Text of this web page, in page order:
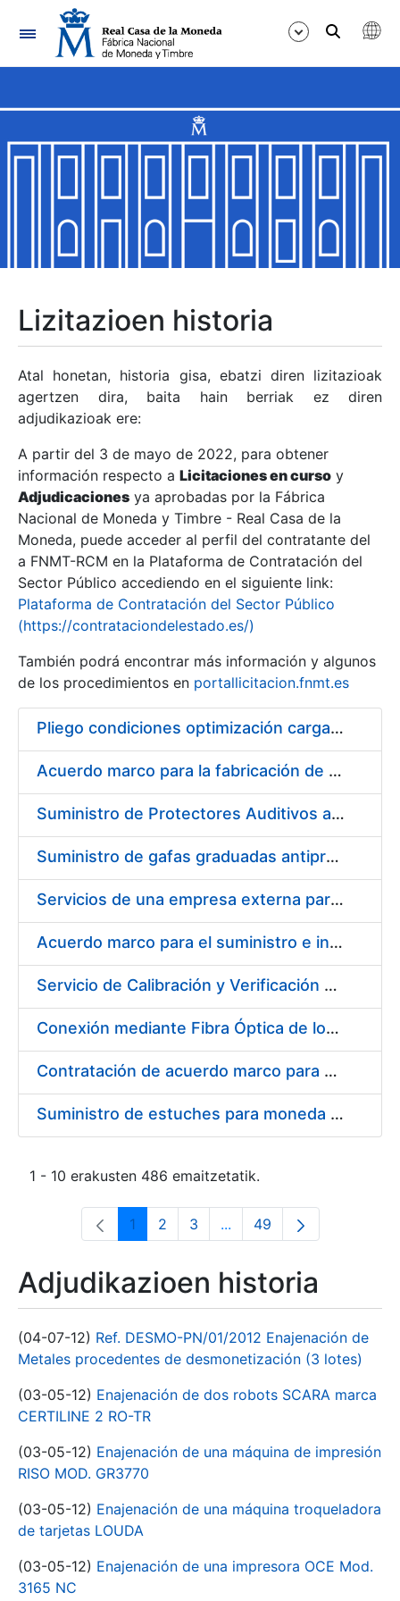
Nabigazioa
Erakutsi/Ezkutatu
Erakutsi/Ezkutatu
Erakutsi/Ezkutatu
Erakutsi/Ezkutatu
Erakutsi/Ezkutatu
Erakutsi/Ezkutatu
Erakutsi/Ezkutatu
Erakutsi/Ezkutatu
Lizitazioen historia
Atal honetan, historia gisa, ebatzi diren lizitazioak
agertzen dira, baita hain berriak ez diren
adjudikazioak ere:
A partir del 3 de mayo de 2022, para obtener
información respecto a Licitaciones en curso y
Adjudicaciones ya aprobadas por la Fábrica
Nacional de Moneda y Timbre - Real Casa de la
Moneda, puede acceder al perfil del contratante del
a FNMT-RCM en la Plataforma de Contratación del
Sector Público accediendo en el siguiente link:
Plataforma de Contratación del Sector Público
(https://contrataciondelestado.es/)
También podrá encontrar más información y algunos
de los procedimientos en portallicitacion.fnmt.es
Pliego condiciones optimización cargas compras firmado
Acuerdo marco para la fabricación de piezas
Suministro de Protectores Auditivos a medida para las personas trabajadoras de los Centros de Trabajo de Madrid y Burgos
Suministro de gafas graduadas antiproyecciones para los trabajadores de la FNMT-RCM en los centros de trabajo de Madrid y Burgos
Servicios de una empresa externa para el asesoramiento y resolución de los recursos de alzada que se presentan relacionados con procesos de selección para la FNMT-RCM
Acuerdo marco para el suministro e instalación de persianas, estores y otros complementos
Servicio de Calibración y Verificación Externa de los Equipos de Medición del Servicio de Prevención de la FNMT-RCM
Conexión mediante Fibra Óptica de los Centros de Proceso de Datos (CPDs) de las sedes de la FNMT-RCM de Burgos y Madrid
Contratación de acuerdo marco para el Suministro de Material de Electricidad para la Fábrica Nacional de Moneda y Timbre-Real Casa de la Moneda en su centro de trabajo de Burgos
Suministro de estuches para moneda de 30 €
1 - 10 erakusten 486 emaitzetatik.
Orrialdea
1 Orrialdea
2 Orrialdea
3 ...Intermediate Pages Use
Orrialdea
49
Adjudikazioen historia
(04-07-12) Ref. DESMO-PN/01/2012 Enajenación de
Metales procedentes de desmonetización (3 lotes)
(03-05-12) Enajenación de dos robots SCARA marca
CERTILINE 2 RO-TR
(03-05-12) Enajenación de una máquina de impresión
RISO MOD. GR3770
(03-05-12) Enajenación de una máquina troqueladora
de tarjetas LOUDA
(03-05-12) Enajenación de una impresora OCE Mod.
3165 NC